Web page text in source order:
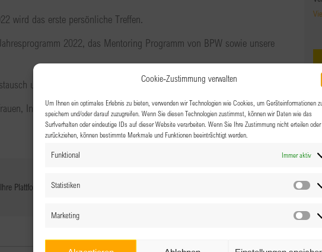
Cookie-Zustimmung verwalten
Um Ihnen ein optimales Erlebnis zu bieten, verwenden wir Technologien wie Cookies, um Geräteinformationen
speichern und/oder darauf zuzugreifen. Wenn Sie diesen Technologien zustimmst, können wir Daten wie das
Surfverhalten oder eindeutige IDs auf dieser Website verarbeiten. Wenn Sie Ihre Zustimmung nicht erteilen oder
zurückziehen, können bestimmte Merkmale und Funktionen beeinträchtigt werden.
Funktional Immer aktiv
Statistiken
Marketing
wird das erste persönliche Treffen.
2022, das Mentoring Programm von BPW sowie unsere
und ein Kennenlernen.
Interessentinnen und Netzwerkpartnerinnen.
Plattform!
E-